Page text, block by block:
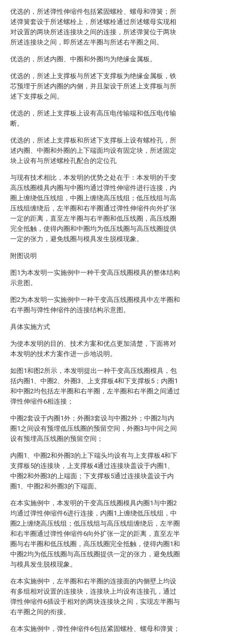
优选的，所述弹性伸缩件包括紧固螺栓、螺母和弹簧；所
述弹簧套设于所述螺栓上，所述螺栓通过所述螺母实现相
对设置的两块所述连接块之间的连接，所述弹簧位于两块
所述连接块之间，即所述左半圈与所述右半圈之间。
优选的，所述内圈、中圈和外圈均为绝缘金属板。
优选的，所述上支撑板与所述下支撑板为绝缘金属板，铁
芯预埋于所述内圈的内侧，并且架设于所述上支撑板与所
述下支撑板之间。
优选的，所述上支撑板上设有高压电传输端和低压电传输
断。
优选的，所述上支撑板和所述下支撑板上设有螺栓孔，所
述内圈、中圈和外圈的上下端面均设有固定块，所述固定
块上设有与所述螺栓孔配合的定位孔
与现有技术相比，本发明的优势之处在于：本发明的干变
高压线圈模具内圈与中圈均通过弹性伸缩件进行连接，内
圈上缠绕低压线组，中圈上缠绕高压线组；低压线组与高
压线组缠绕后，左半圈和右半圈通过弹性伸缩件向外扩张
一定的距离，直至左半圈与右半圈和低压线圈，高压线圈
完全抵触，使得内圈和中圈均为低压线圈与高压线圈提供
一定的张力，避免线圈与模具发生脱模现象。
附图说明
图1为本发明一实施例中一种干变高压线圈模具的整体结构
示意图。
图2为本发明一实施例中一种干变高压线圈模具中左半圈和
右半圈与弹性伸缩件的连接结构示意图。
具体实施方式
为使本发明的目的、技术方案和优点更加清楚，下面将对
本发明的技术方案作进一步地说明。
如图1和图2所示，本发明提出一种干变高压线圈模具，包
括内圈1、中圈2、外圈3、上支撑板4和下支撑板5；内圈1
和中圈2均包括左半圈和右半圈，左半圈和右半圈之间通过
弹性伸缩件6相连接；
中圈2套设于内圈1外；外圈3套设与中圈2外；中圈2与内
圈1之间设有预埋低压线圈的预留空间，外圈3与中间之间
设有预埋高压线圈的预留空间；
内圈1、中圈2和外圈3的上下端头均设有与上支撑板4和下
支撑板5的连接块，上支撑板4通过连接块盖设于内圈1、
中圈2和外圈3的上端面；下支撑板5通过连接块盖设于内
圈1、中圈2和外圈3的下端面。
在本实施例中，本发明的干变高压线圈模具内圈1与中圈2
均通过弹性伸缩件6进行连接，内圈1上缠绕低压线组，中
圈2上缠绕高压线组；低压线组与高压线组缠绕后，左半圈
和右半圈通过弹性伸缩件6向外扩张一定的距离，直至左半
圈与右半圈和低压线圈，高压线圈完全抵触，使得内圈1和
中圈2均为低压线圈与高压线圈提供一定的张力，避免线圈
与模具发生脱模现象。
在本实施例中，左半圈和右半圈的连接面的内侧壁上均设
有多组相对设置的连接块，连接块上均设有连接孔，通过
弹性伸缩件6插设于相对的两块连接块之间，实现左半圈与
右半圈之间的衔接。
在本实施例中，弹性伸缩件6包括紧固螺栓、螺母和弹簧；